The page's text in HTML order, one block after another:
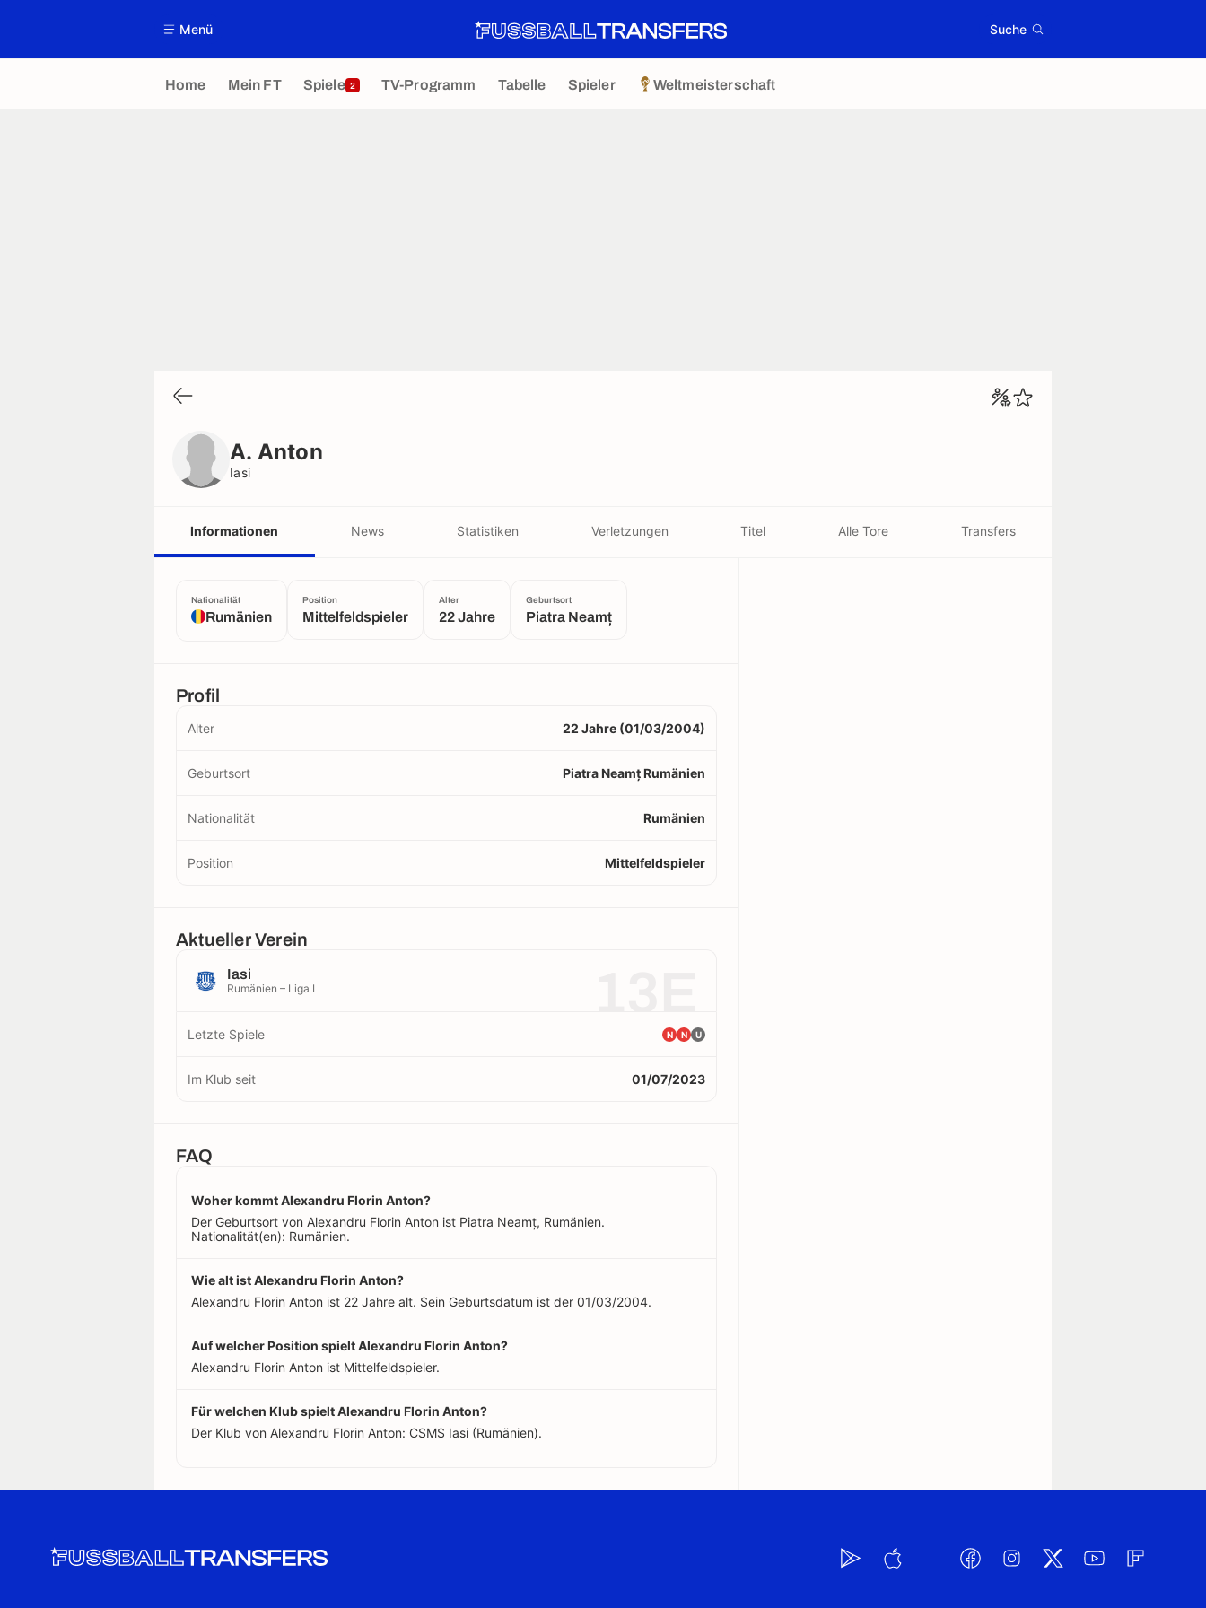
Menü Suche
Home Mein FT Spiele 2 TV-Programm Tabelle Spieler Weltmeisterschaft
A. Anton
Iasi
Informationen News Statistiken Verletzungen Titel Alle Tore Transfers
Nationalität
Rumänien
Position
Mittelfeldspieler
Alter
22 Jahre
Geburtsort
Piatra Neamț
Profil
Alter 22 Jahre (01/03/2004)
Geburtsort Piatra Neamț Rumänien
Nationalität Rumänien
Position Mittelfeldspieler
Aktueller Verein
Iasi
Rumänien – Liga I
Letzte Spiele N N U
Im Klub seit 01/07/2023
FAQ
Woher kommt Alexandru Florin Anton?
Der Geburtsort von Alexandru Florin Anton ist Piatra Neamț, Rumänien.
Nationalität(en): Rumänien.
Wie alt ist Alexandru Florin Anton?
Alexandru Florin Anton ist 22 Jahre alt. Sein Geburtsdatum ist der 01/03/2004.
Auf welcher Position spielt Alexandru Florin Anton?
Alexandru Florin Anton ist Mittelfeldspieler.
Für welchen Klub spielt Alexandru Florin Anton?
Der Klub von Alexandru Florin Anton: CSMS Iasi (Rumänien).